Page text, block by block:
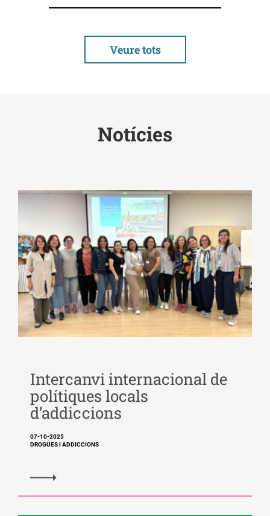
Veure tots
Notícies
Intercanvi internacional de
polítiques locals
d’addiccions
07-10-2025
DROGUES I ADDICCIONS